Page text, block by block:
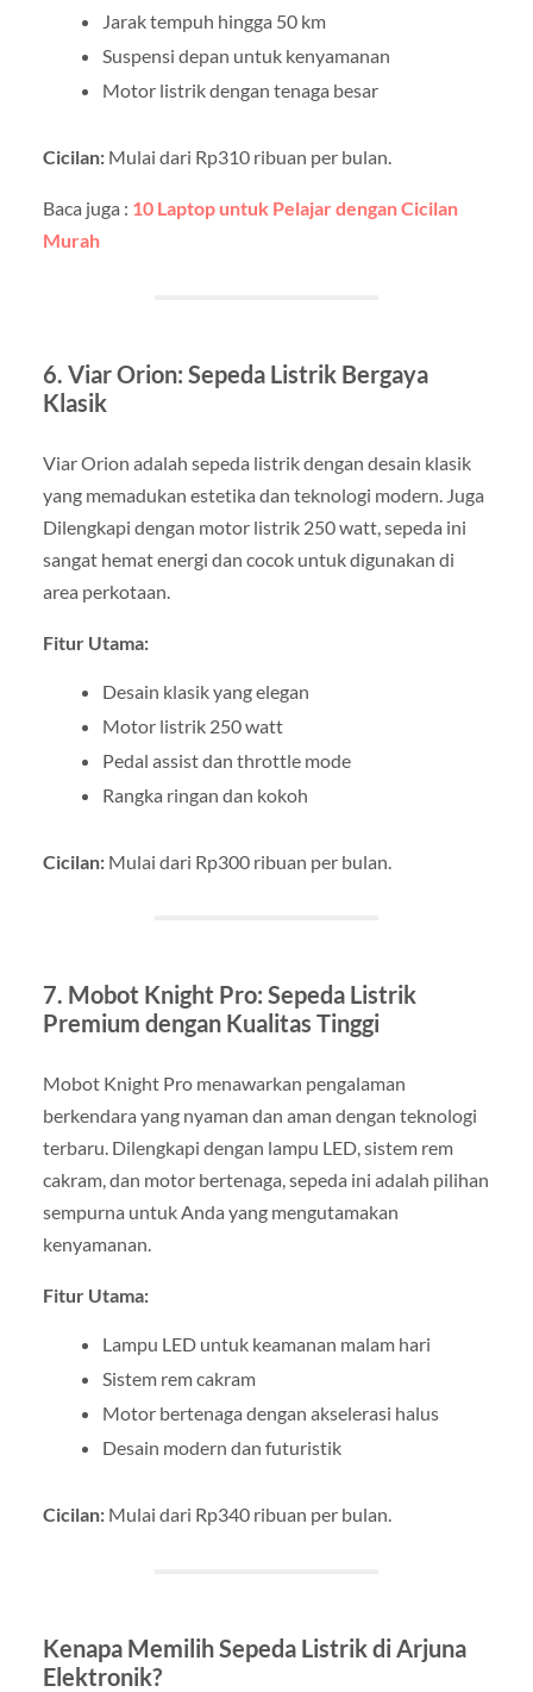
Jarak tempuh hingga 50 km
Suspensi depan untuk kenyamanan
Motor listrik dengan tenaga besar
Cicilan:Mulai dari Rp310 ribuan per bulan.
Baca juga : 10 Laptop untuk Pelajar dengan Cicilan
Murah
6. Viar Orion: Sepeda Listrik Bergaya
Klasik
Viar Orion adalah sepeda listrik dengan desain klasik
yang memadukan estetika dan teknologi modern. Juga
Dilengkapi dengan motor listrik 250 watt, sepeda ini
sangat hemat energi dan cocok untuk digunakan di
area perkotaan.
Fitur Utama:
Desain klasik yang elegan
Motor listrik 250 watt
Pedal assist dan throttle mode
Rangka ringan dan kokoh
Cicilan:Mulai dari Rp300 ribuan per bulan.
7. Mobot Knight Pro: Sepeda Listrik
Premium dengan Kualitas Tinggi
Mobot Knight Pro menawarkan pengalaman
berkendara yang nyaman dan aman dengan teknologi
terbaru. Dilengkapi dengan lampu LED, sistem rem
cakram, dan motor bertenaga, sepeda ini adalah pilihan
sempurna untuk Anda yang mengutamakan
kenyamanan.
Fitur Utama:
Lampu LED untuk keamanan malam hari
Sistem rem cakram
Motor bertenaga dengan akselerasi halus
Desain modern dan futuristik
Cicilan:Mulai dari Rp340 ribuan per bulan.
Kenapa Memilih Sepeda Listrik di Arjuna
Elektronik?